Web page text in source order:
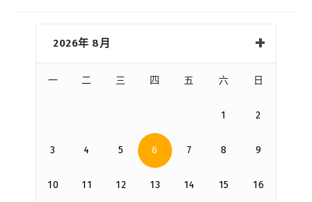
2026年 8月
一 二 三 四 五 六 日
1 2
3 4 5 6 7 8 9
10 11 12 13 14 15 16